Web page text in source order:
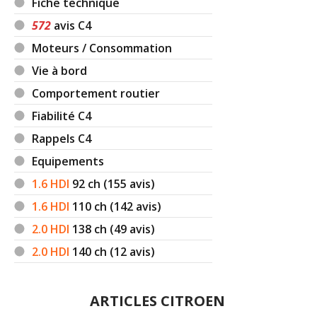
572 avis C4
Moteurs / Consommation
Vie à bord
Comportement routier
Fiabilité C4
Rappels C4
Equipements
1.6 HDI 92 ch (155 avis)
1.6 HDI 110 ch (142 avis)
2.0 HDI 138 ch (49 avis)
2.0 HDI 140 ch (12 avis)
ARTICLES CITROEN